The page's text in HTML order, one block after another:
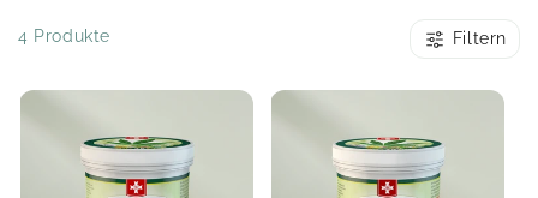
e
c
Filtern
4 Produkte